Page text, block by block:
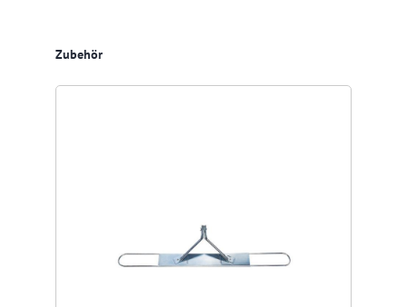
Produktgalerie überspringen
Zubehör